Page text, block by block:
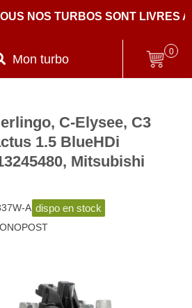
NOS TURBOS SONT LIVRES
Mon turbo
0
C-Elysee, C3
1.5 BlueHDi
Mitsubishi
A dispo en stock